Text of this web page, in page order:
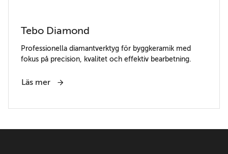
Tebo Diamond
Professionella diamantverktyg för byggkeramik med
fokus på precision, kvalitet och effektiv bearbetning.
Läs mer